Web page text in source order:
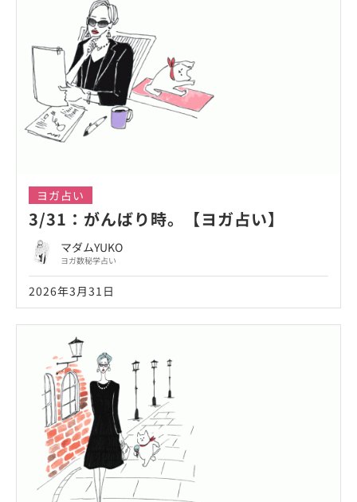
ヨガ占い
3/31：がんばり時。【ヨガ占い】
マダムYUKO
ヨガ数秘学占い
2026年3月31日